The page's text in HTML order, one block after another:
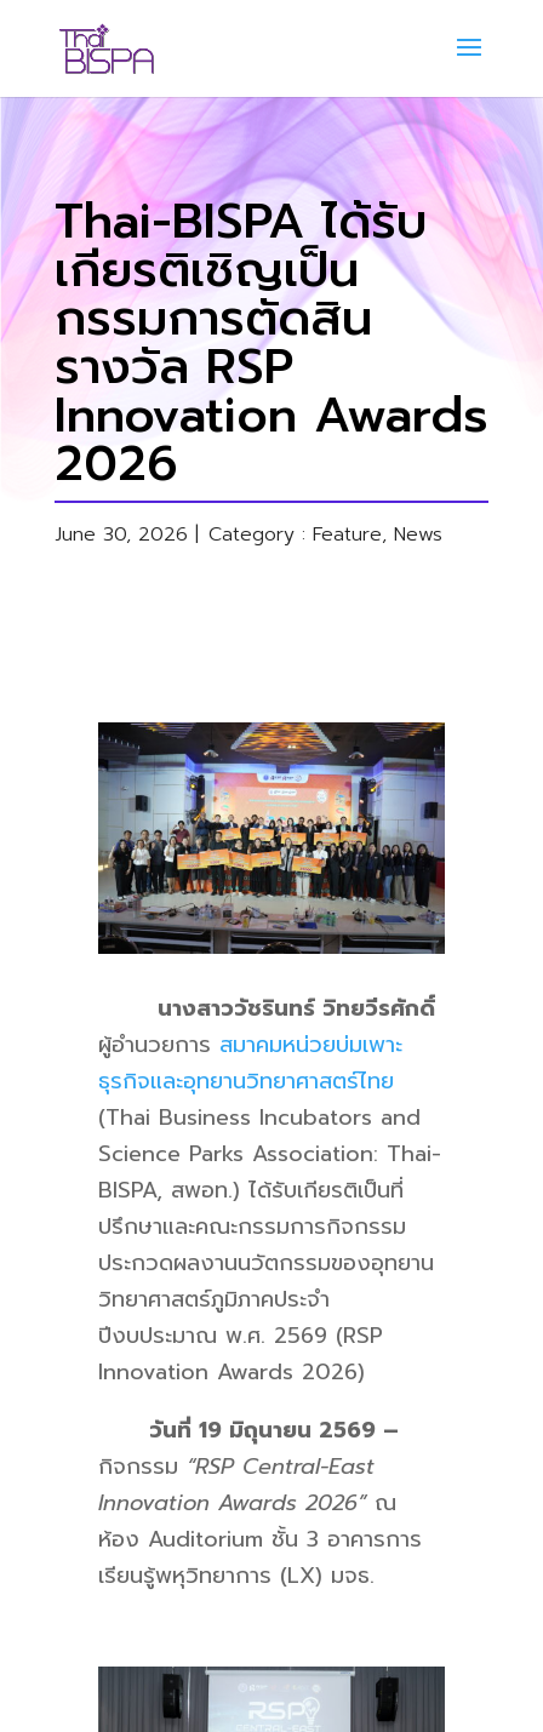
Thai-BISPA ได้รับ
เกียรติเชิญเป็น
กรรมการตัดสิน
รางวัล RSP
Innovation Awards
2026
June 30, 2026 | Category : Feature, News
นางสาววัชรินทร์ วิทยวีรศักดิ์
ผู้อำนวยการ สมาคมหน่วยบ่มเพาะ
ธุรกิจและอุทยานวิทยาศาสตร์ไทย
(Thai Business Incubators and
Science Parks Association: Thai-
BISPA, สพอท.) ได้รับเกียรติเป็นที่
ปรึกษาและคณะกรรมการกิจกรรม
ประกวดผลงานนวัตกรรมของอุทยาน
วิทยาศาสตร์ภูมิภาคประจำ
ปีงบประมาณ พ.ศ. 2569 (RSP
Innovation Awards 2026)
วันที่ 19 มิถุนายน 2569–
กิจกรรม “RSP Central-East
Innovation Awards 2026” ณ
ห้อง Auditorium ชั้น 3 อาคารการ
เรียนรู้พหุวิทยาการ (LX) มจธ.